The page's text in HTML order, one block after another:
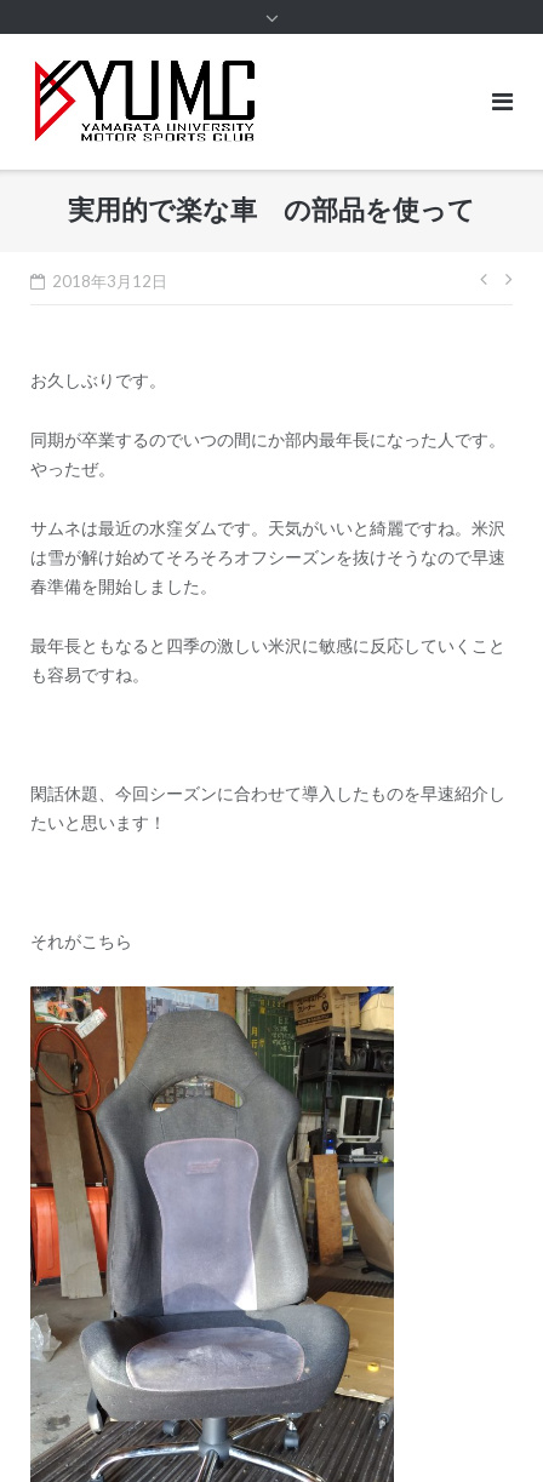
実用的で楽な車 の部品を使って
2018年3月12日
投
ゲ
ョ
ン
お久しぶりです。
同期が卒業するのでいつの間にか部内最年長になった人です。
やったぜ。
サムネは最近の水窪ダムです。天気がいいと綺麗ですね。米沢
は雪が解け始めてそろそろオフシーズンを抜けそうなので早速
春準備を開始しました。
最年長ともなると四季の激しい米沢に敏感に反応していくこと
も容易ですね。
閑話休題、今回シーズンに合わせて導入したものを早速紹介し
たいと思います！
それがこちら